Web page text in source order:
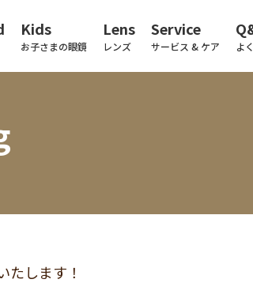
Kids
お子さまの眼鏡
Lens
レンズ
Service
サービス & ケア よ
たします！